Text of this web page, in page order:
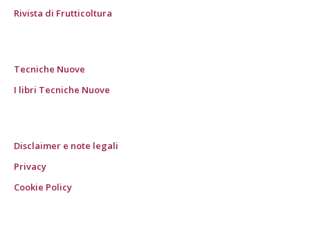
Rivista di Frutticoltura
Tecniche Nuove
I libri Tecniche Nuove
Disclaimer e note legali
Privacy
Cookie Policy